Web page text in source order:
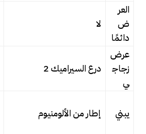
العر
ض
دائمًا
لا
عرض
زجاج
ي
درع السيراميك 2
يبني إطار من الألومنيوم